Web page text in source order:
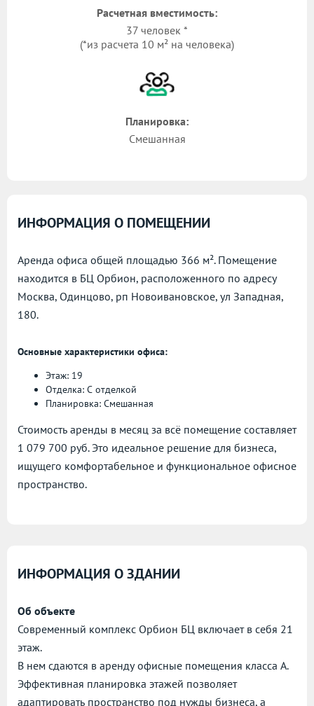
Расчетная вместимость:
37 человек *
(*из расчета 10 м² на человека)
Планировка:
Смешанная
ИНФОРМАЦИЯ О ПОМЕЩЕНИИ
Аренда офиса общей площадью 366 м². Помещение
находится в БЦ Орбион, расположенного по адресу
Москва, Одинцово, рп Новоивановское, ул Западная,
180.
Основные характеристики офиса:
Этаж: 19
Отделка: С отделкой
Планировка: Смешанная
Стоимость аренды в месяц за всё помещение составляет
1 079 700 руб. Это идеальное решение для бизнеса,
ищущего комфортабельное и функциональное офисное
пространство.
ИНФОРМАЦИЯ О ЗДАНИИ
Об объекте
Современный комплекс Орбион БЦ включает в себя 21
этаж.
В нем сдаются в аренду офисные помещения класса А.
Эффективная планировка этажей позволяет
адаптировать пространство под нужды бизнеса, а